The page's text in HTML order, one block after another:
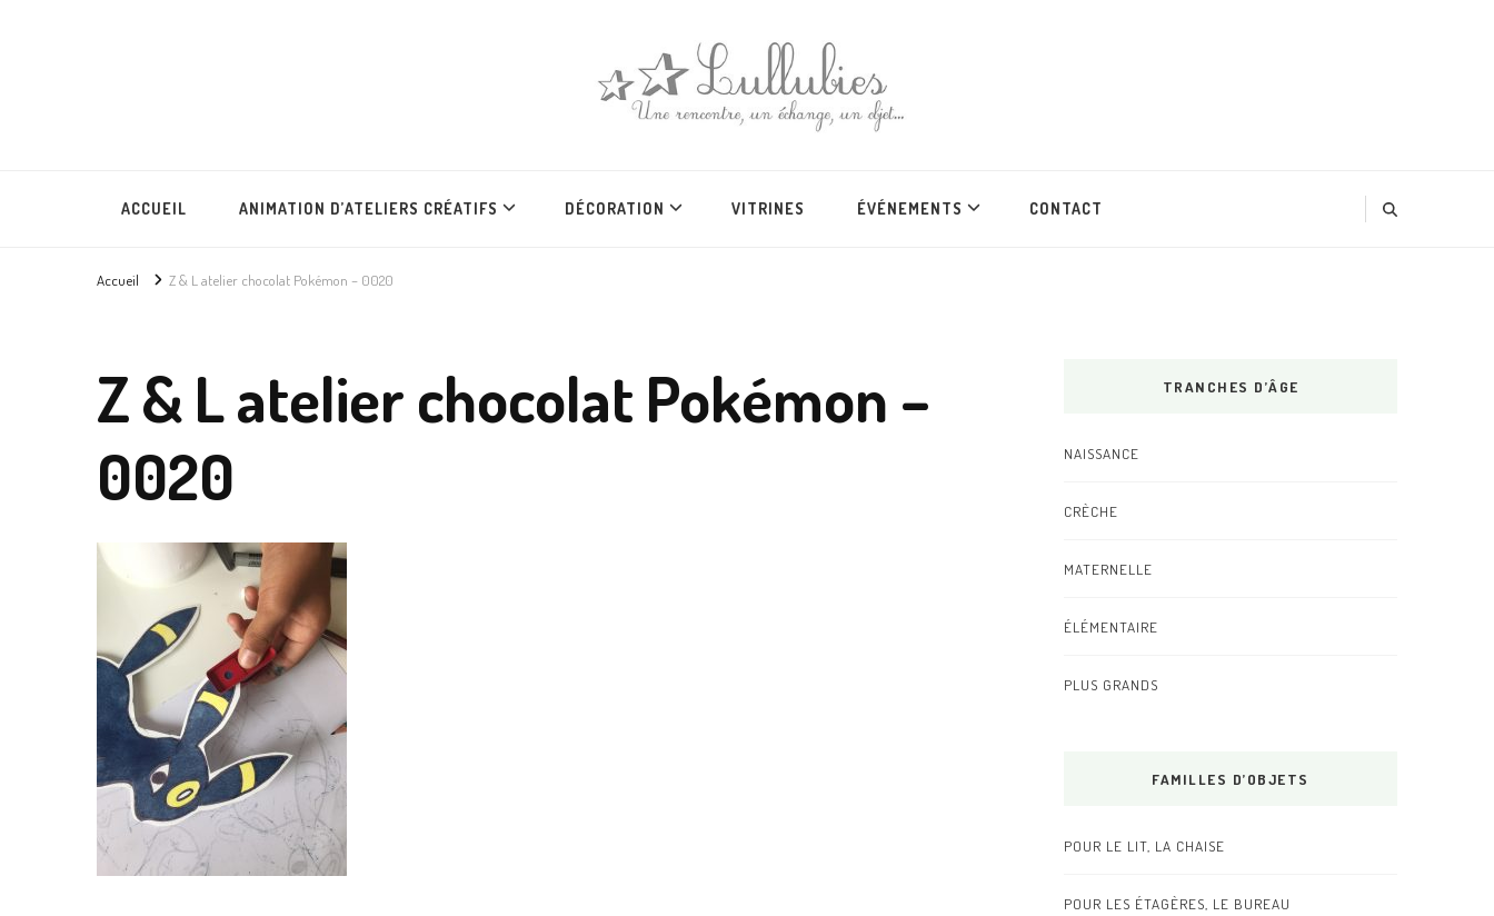
ACCUEIL ANIMATION D’ATELIERS CRÉATIFS DÉCORATION VITRINES ÉVÉNEMENTS CONTACT
Accueil Z & L atelier chocolat Pokémon – 0020
Z & L atelier chocolat Pokémon –
0020
TRANCHES D’ÂGE
NAISSANCE
CRÈCHE
MATERNELLE
ÉLÉMENTAIRE
PLUS GRANDS
FAMILLES D’OBJETS
POUR LE LIT, LA CHAISE
POUR LES ÉTAGÈRES, LE BUREAU